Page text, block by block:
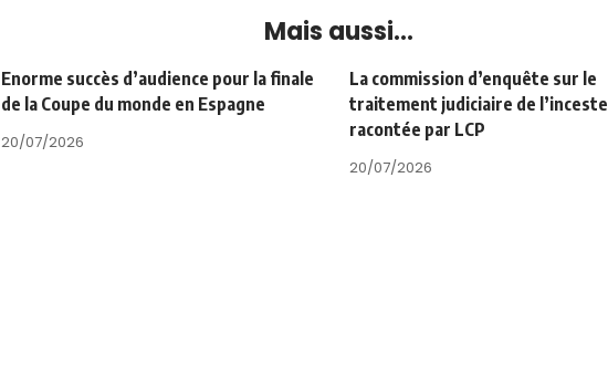
Mais aussi...
Enorme succès d’audience pour la finale
de la Coupe du monde en Espagne
20/07/2026
La commission d’enquête sur le
traitement judiciaire de l’inceste
racontée par LCP
20/07/2026